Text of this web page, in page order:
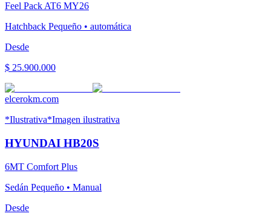
Feel Pack AT6 MY26
Hatchback Pequeño • automática
Desde
$ 25.900.000
elcerokm.com
*Ilustrativa*Imagen ilustrativa
HYUNDAI HB20S
6MT Comfort Plus
Sedán Pequeño • Manual
Desde